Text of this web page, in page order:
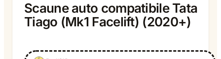
Scaune auto compatibile Tata
Tiago (Mk1 Facelift) (2020+)